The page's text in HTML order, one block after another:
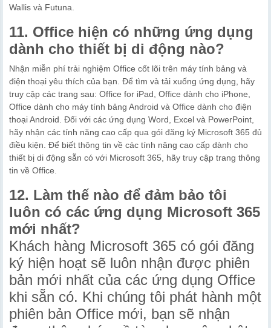
Wallis và Futuna.
11. Office hiện có những ứng dụng
dành cho thiết bị di động nào?
Nhận miễn phí trải nghiệm Office cốt lõi trên máy tính bảng và
điện thoại yêu thích của bạn. Để tìm và tải xuống ứng dụng, hãy
truy cập các trang sau: Office for iPad, Office dành cho iPhone,
Office dành cho máy tính bảng Android và Office dành cho điện
thoại Android. Đối với các ứng dụng Word, Excel và PowerPoint,
hãy nhận các tính năng cao cấp qua gói đăng ký Microsoft 365 đủ
điều kiện. Để biết thông tin về các tính năng cao cấp dành cho
thiết bị di động sẵn có với Microsoft 365, hãy truy cập trang thông
tin về Office.
12. Làm thế nào để đảm bảo tôi
luôn có các ứng dụng Microsoft 365
mới nhất?
Khách hàng Microsoft 365 có gói đăng
ký hiện hoạt sẽ luôn nhận được phiên
bản mới nhất của các ứng dụng Office
khi sẵn có. Khi chúng tôi phát hành một
phiên bản Office mới, bạn sẽ nhận